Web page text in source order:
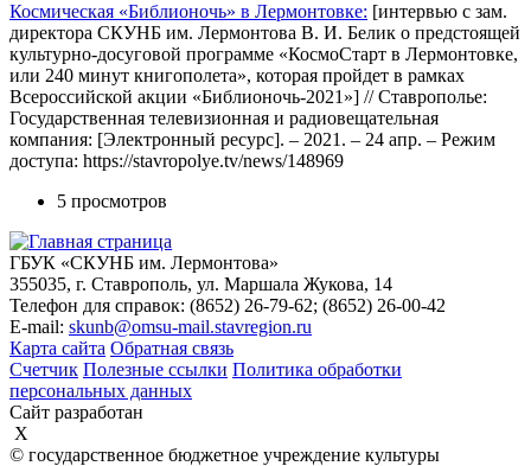
Космическая «Библионочь» в Лермонтовке: [интервью с зам.
директора СКУНБ им. Лермонтова В. И. Белик о предстоящей
культурно-досуговой программе «КосмоСтарт в Лермонтовке,
или 240 минут книгополета», которая пройдет в рамках
Всероссийской акции «Библионочь-2021»] // Ставрополье:
Государственная телевизионная и радиовещательная
компания: [Электронный ресурс]. – 2021. – 24 апр. – Режим
доступа: https://stavropolye.tv/news/148969
5 просмотров
ГБУК «СКУНБ им. Лермонтова»
355035, г. Ставрополь, ул. Маршала Жукова, 14
Телефон для справок: (8652) 26-79-62; (8652) 26-00-42
E-mail: skunb@omsu-mail.stavregion.ru
Карта сайта Обратная связь
Счетчик Полезные ссылки Политика обработки
персональных данных
Сайт разработан
X
© государственное бюджетное учреждение культуры